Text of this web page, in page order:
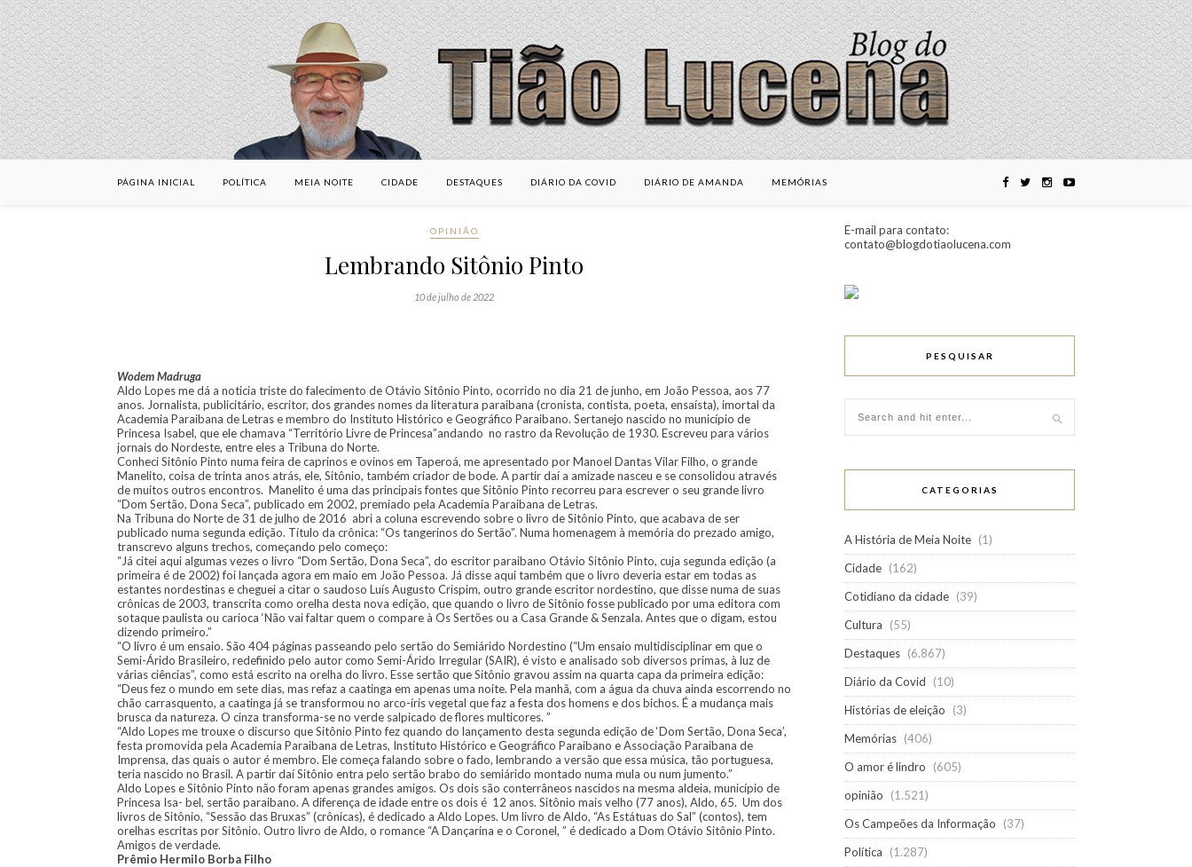
PÁGINA INICIAL POLÍTICA MEIA NOITE CIDADE DESTAQUES DIÁRIO DA COVID DIÁRIO DE AMANDA MEMÓRIAS
OPINIÃO
Lembrando Sitônio Pinto
10 de julho de 2022
Wodem Madruga
Aldo Lopes me dá a noticia triste do falecimento de Otávio Sitônio Pinto, ocorrido no dia 21 de junho, em João Pessoa, aos 77
anos. Jornalista, publicitário, escritor, dos grandes nomes da literatura paraibana (cronista, contista, poeta, ensaísta), imortal da
Academia Paraibana de Letras e membro do Instituto Histórico e Geográfico Paraibano. Sertanejo nascido no município de
Princesa Isabel, que ele chamava “Território Livre de Princesa”andando no rastro da Revolução de 1930. Escreveu para vários
jornais do Nordeste, entre eles a Tribuna do Norte.
Conheci Sitônio Pinto numa feira de caprinos e ovinos em Taperoá, me apresentado por Manoel Dantas Vilar Filho, o grande
Manelito, coisa de trinta anos atrás, ele, Sitônio, também criador de bode. A partir daí a amizade nasceu e se consolidou através
de muitos outros encontros. Manelito é uma das principais fontes que Sitônio Pinto recorreu para escrever o seu grande livro
“Dom Sertão, Dona Seca”, publicado em 2002, premiado pela Academia Paraibana de Letras.
Na Tribuna do Norte de 31 de julho de 2016 abri a coluna escrevendo sobre o livro de Sitônio Pinto, que acabava de ser
publicado numa segunda edição. Título da crônica: “Os tangerinos do Sertão”. Numa homenagem à memória do prezado amigo,
transcrevo alguns trechos, começando pelo começo:
“Já citei aqui algumas vezes o livro “Dom Sertão, Dona Seca”, do escritor paraibano Otávio Sitônio Pinto, cuja segunda edição (a
primeira é de 2002) foi lançada agora em maio em João Pessoa. Já disse aqui também que o livro deveria estar em todas as
estantes nordestinas e cheguei a citar o saudoso Luís Augusto Crispim, outro grande escritor nordestino, que disse numa de suas
crônicas de 2003, transcrita como orelha desta nova edição, que quando o livro de Sitônio fosse publicado por uma editora com
sotaque paulista ou carioca ‘Não vai faltar quem o compare à Os Sertões ou a Casa Grande & Senzala. Antes que o digam, estou
dizendo primeiro.”
“O livro é um ensaio. São 404 páginas passeando pelo sertão do Semiárido Nordestino (“Um ensaio multidisciplinar em que o
Semi-Árido Brasileiro, redefinido pelo autor como Semi-Árido Irregular (SAIR), é visto e analisado sob diversos primas, à luz de
várias ciências”, como está escrito na orelha do livro. Esse sertão que Sitônio gravou assim na quarta capa da primeira edição:
“Deus fez o mundo em sete dias, mas refaz a caatinga em apenas uma noite. Pela manhã, com a água da chuva ainda escorrendo no
chão carrasquento, a caatinga já se transformou no arco-íris vegetal que faz a festa dos homens e dos bichos. É a mudança mais
brusca da natureza. O cinza transforma-se no verde salpicado de flores multicores. ”
“Aldo Lopes me trouxe o discurso que Sitônio Pinto fez quando do lançamento desta segunda edição de ‘Dom Sertão, Dona Seca’,
festa promovida pela Academia Paraibana de Letras, Instituto Histórico e Geográfico Paraibano e Associação Paraibana de
Imprensa, das quais o autor é membro. Ele começa falando sobre o fado, lembrando a versão que essa música, tão portuguesa,
teria nascido no Brasil. A partir daí Sitônio entra pelo sertão brabo do semiárido montado numa mula ou num jumento.”
Aldo Lopes e Sitônio Pinto não foram apenas grandes amigos. Os dois são conterrâneos nascidos na mesma aldeia, município de
Princesa Isa- bel, sertão paraibano. A diferença de idade entre os dois é 12 anos. Sitônio mais velho (77 anos), Aldo, 65. Um dos
livros de Sitônio, “Sessão das Bruxas” (crônicas), é dedicado a Aldo Lopes. Um livro de Aldo, “As Estátuas do Sal” (contos), tem
orelhas escritas por Sitônio. Outro livro de Aldo, o romance “A Dançarina e o Coronel, ” é dedicado a Dom Otávio Sitônio Pinto.
Amigos de verdade.
Prêmio Hermilo Borba Filho
E-mail para contato:
contato@blogdotiaolucena.com
PESQUISAR
CATEGORIAS
A História de Meia Noite (1)
Cidade (162)
Cotidiano da cidade (39)
Cultura
(55)
Destaques (6.867)
Diário da Covid
(10)
Histórias de eleição
(3)
Memórias (406)
O amor é lindro
(605)
opinião
(1.521)
Os Campeões da Informação
(37)
Política
(1.287)